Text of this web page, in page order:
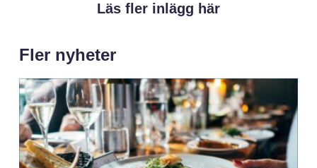
Läs fler inlägg här
Fler nyheter